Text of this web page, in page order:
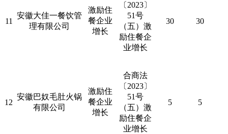
11
安徽大佳一餐饮管
理有限公司
激励住
餐企业
增长
〔 2023〕
51号
（五）激
励住餐企
业增长
30 30
12
安徽巴奴毛肚火锅
有限公司
激励住
餐企业
增长
合商法
〔 2023〕
51号
（五）激
励住餐企
业增长
5 5